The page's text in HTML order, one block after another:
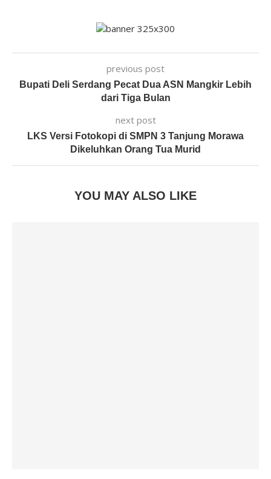
previous post
Bupati Deli Serdang Pecat Dua ASN Mangkir Lebih
dari Tiga Bulan
next post
LKS Versi Fotokopi di SMPN 3 Tanjung Morawa
Dikeluhkan Orang Tua Murid
YOU MAY ALSO LIKE